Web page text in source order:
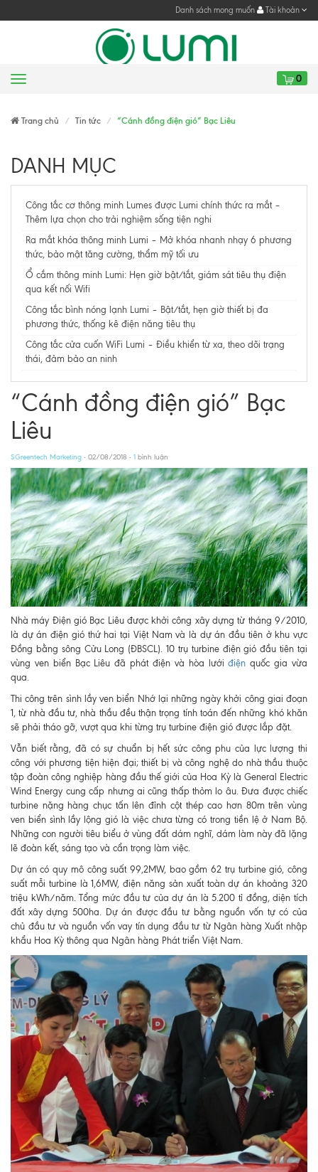
Danh sách mong muốn Tài khoản
Menu 0
Trang chủ Tin tức “Cánh đồng điện gió” Bạc Liêu
DANH MỤC
Công tắc cơ thông minh Lumes được Lumi chính thức ra mắt –
Thêm lựa chọn cho trải nghiệm sống tiện nghi
Ra mắt khóa thông minh Lumi – Mở khóa nhanh nhạy 6 phương
thức, bảo mật tăng cường, thẩm mỹ tối ưu
Ổ cắm thông minh Lumi: Hẹn giờ bật/tắt, giám sát tiêu thụ điện
qua kết nối Wifi
Công tắc bình nóng lạnh Lumi – Bật/tắt, hẹn giờ thiết bị đa
phương thức, thống kê điện năng tiêu thụ​​​​​​​
Công tắc cửa cuốn WiFi Lumi – Điều khiển từ xa, theo dõi trạng
thái, đảm bảo an ninh
“Cánh đồng điện gió” Bạc
Liêu
SGreentech Marketing - 02/08/2018 - 1 bình luận
Nhà máy Điện gió Bạc Liêu được khởi công xây dựng từ tháng 9/2010,
là dự án điện gió thứ hai tại Việt Nam và là dự án đầu tiên ở khu vực
Đồng bằng sông Cửu Long (ĐBSCL). 10 trụ turbine điện gió đầu tiên tại
vùng ven biển Bạc Liêu đã phát điện và hòa lướiđiện quốc gia vừa
qua.
Thi công trên sình lầy ven biển Nhớ lại những ngày khởi công giai đoạn
1, từ nhà đầu tư, nhà thầu đều thận trọng tính toán đến những khó khăn
sẽ phải tháo gỡ, vượt qua khi từng trụ turbine điện gió được lắp đặt.
Vẫn biết rằng, đã có sự chuẩn bị hết sức công phu của lực lượng thi
công với phương tiện hiện đại; thiết bị và công nghệ do nhà thầu thuộc
tập đoàn công nghiệp hàng đầu thế giới của Hoa Kỳ là General Electric
Wind Energy cung cấp nhưng ai cũng thấp thỏm lo âu. Đưa được chiếc
turbine nặng hàng chục tấn lên đỉnh cột thép cao hơn 80m trên vùng
ven biển sình lầy lộng gió là việc chưa từng có trong tiền lệ ở Nam Bộ.
Những con người tiêu biểu ở vùng đất dám nghĩ, dám làm này đã lặng
lẽ đoàn kết, sáng tạo và cẩn trọng làm việc.
Dự án có quy mô công suất 99,2MW, bao gồm 62 trụ turbine gió, công
suất mỗi turbine là 1,6MW, điện năng sản xuất toàn dự án khoảng 320
triệu kWh/năm. Tổng mức đầu tư của dự án là 5.200 tỉ đồng, diện tích
đất xây dựng 500ha. Dự án được đầu tư bằng nguồn vốn tự có của
chủ đầu tư và nguồn vốn vay tín dụng đầu tư từ Ngân hàng Xuất nhập
khẩu Hoa Kỳ thông qua Ngân hàng Phát triển Việt Nam.